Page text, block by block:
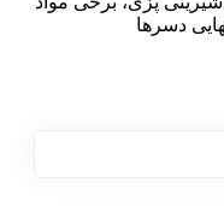
دسرها